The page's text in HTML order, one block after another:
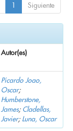
1 Siguiente
Autor(es)
Picardo Joao,
Oscar;
Humberstone,
James; Cladellas,
Javier; Luna, Oscar